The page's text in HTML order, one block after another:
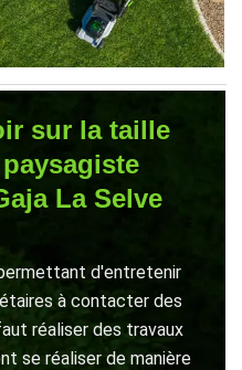
sur la taille
La Selve
d'entretenir
à contacter des
réaliser des travaux
se réaliser de manière